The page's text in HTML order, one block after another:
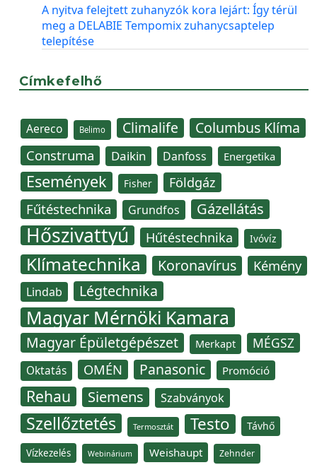
A nyitva felejtett zuhanyzók kora lejárt: Így térül
meg a DELABIE Tempomix zuhanycsaptelep
telepítése
Címkefelhő
Aereco Belimo Climalife Columbus Klíma
Construma Daikin Danfoss Energetika
Események Fisher Földgáz
Fűtéstechnika Grundfos Gázellátás
Hőszivattyú Hűtéstechnika Ivóvíz
Klímatechnika Koronavírus Kémény
Lindab Légtechnika
Magyar Mérnöki Kamara
Magyar Épületgépészet Merkapt MÉGSZ
Oktatás OMÉN Panasonic Promóció
Rehau Siemens Szabványok
Szellőztetés Termosztát Testo Távhő
Vízkezelés Webinárium Weishaupt Zehnder